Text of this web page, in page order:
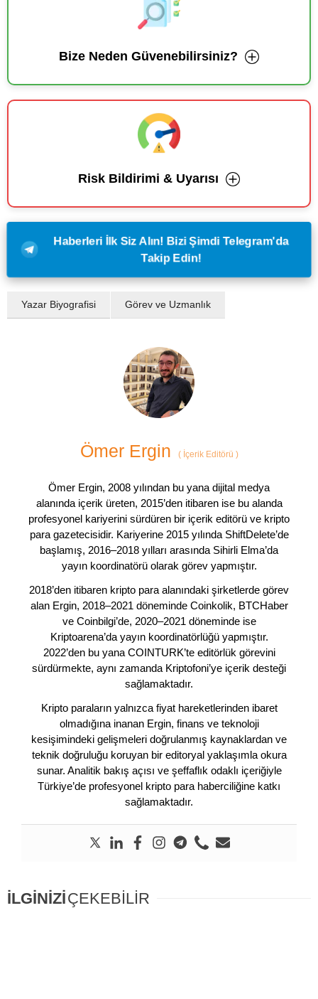
Bize Neden Güvenebilirsiniz?
Risk Bildirimi & Uyarısı
Haberleri İlk Siz Alın! Bizi Şimdi Telegram'da
Takip Edin!
Yazar Biyografisi Görev ve Uzmanlık
Ömer Ergin (İçerik Editörü )
Ömer Ergin, 2008 yılından bu yana dijital medya
alanında içerik üreten, 2015’den itibaren ise bu alanda
profesyonel kariyerini sürdüren bir içerik editörü ve kripto
para gazetecisidir. Kariyerine 2015 yılında ShiftDelete’de
başlamış, 2016–2018 yılları arasında Sihirli Elma’da
yayın koordinatörü olarak görev yapmıştır.
2018’den itibaren kripto para alanındaki şirketlerde görev
alan Ergin, 2018–2021 döneminde Coinkolik, BTCHaber
ve Coinbilgi’de, 2020–2021 döneminde ise
Kriptoarena’da yayın koordinatörlüğü yapmıştır.
2022’den bu yana COINTURK’te editörlük görevini
sürdürmekte, aynı zamanda Kriptofoni’ye içerik desteği
sağlamaktadır.
Kripto paraların yalnızca fiyat hareketlerinden ibaret
olmadığına inanan Ergin, finans ve teknoloji
kesişimindeki gelişmeleri doğrulanmış kaynaklardan ve
teknik doğruluğu koruyan bir editoryal yaklaşımla okura
sunar. Analitik bakış açısı ve şeffaflık odaklı içeriğiyle
Türkiye’de profesyonel kripto para haberciliğine katkı
sağlamaktadır.
İLGİNİZİÇEKEBİLİR